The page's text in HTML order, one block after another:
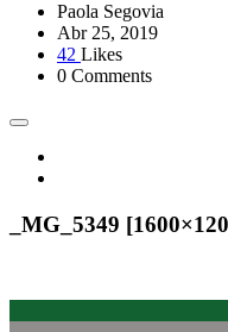
Paola Segovia
Abr 25, 2019
42 Likes
0 Comments
_MG_5349